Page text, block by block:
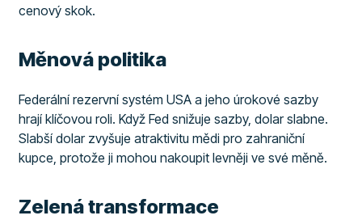
cenový skok.
Měnová politika
Federální rezervní systém USA a jeho úrokové sazby
hrají klíčovou roli. Když Fed snižuje sazby, dolar slabne.
Slabší dolar zvyšuje atraktivitu mědi pro zahraniční
kupce, protože ji mohou nakoupit levněji ve své měně.
Zelená transformace